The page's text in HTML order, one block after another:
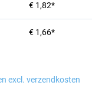
€ 1,82*
€ 1,66*
excl. verzendkosten